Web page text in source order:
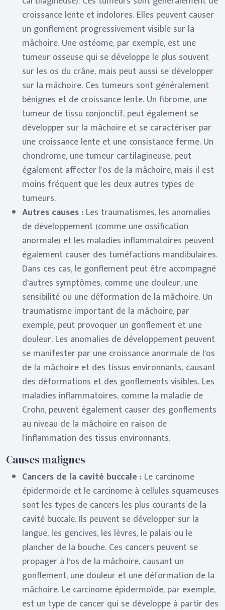
croissance lente et indolores. Elles peuvent causer
un gonflement progressivement visible sur la
mâchoire. Une ostéome, par exemple, est une
tumeur osseuse qui se développe le plus souvent
sur les os du crâne, mais peut aussi se développer
sur la mâchoire. Ces tumeurs sont généralement
bénignes et de croissance lente. Un fibrome, une
tumeur de tissu conjonctif, peut également se
développer sur la mâchoire et se caractériser par
une croissance lente et une consistance ferme. Un
chondrome, une tumeur cartilagineuse, peut
également affecter l’os de la mâchoire, mais il est
moins fréquent que les deux autres types de
tumeurs.
Autres causes : Les traumatismes, les anomalies
de développement (comme une ossification
anormale) et les maladies inflammatoires peuvent
également causer des tuméfactions mandibulaires.
Dans ces cas, le gonflement peut être accompagné
d’autres symptômes, comme une douleur, une
sensibilité ou une déformation de la mâchoire. Un
traumatisme important de la mâchoire, par
exemple, peut provoquer un gonflement et une
douleur. Les anomalies de développement peuvent
se manifester par une croissance anormale de l’os
de la mâchoire et des tissus environnants, causant
des déformations et des gonflements visibles. Les
maladies inflammatoires, comme la maladie de
Crohn, peuvent également causer des gonflements
au niveau de la mâchoire en raison de
l’inflammation des tissus environnants.
Causes malignes
Cancers de la cavité buccale : Le carcinome
épidermoïde et le carcinome à cellules squameuses
sont les types de cancers les plus courants de la
cavité buccale. Ils peuvent se développer sur la
langue, les gencives, les lèvres, le palais ou le
plancher de la bouche. Ces cancers peuvent se
propager à l’os de la mâchoire, causant un
gonflement, une douleur et une déformation de la
mâchoire. Le carcinome épidermoïde, par exemple,
est un type de cancer qui se développe à partir des